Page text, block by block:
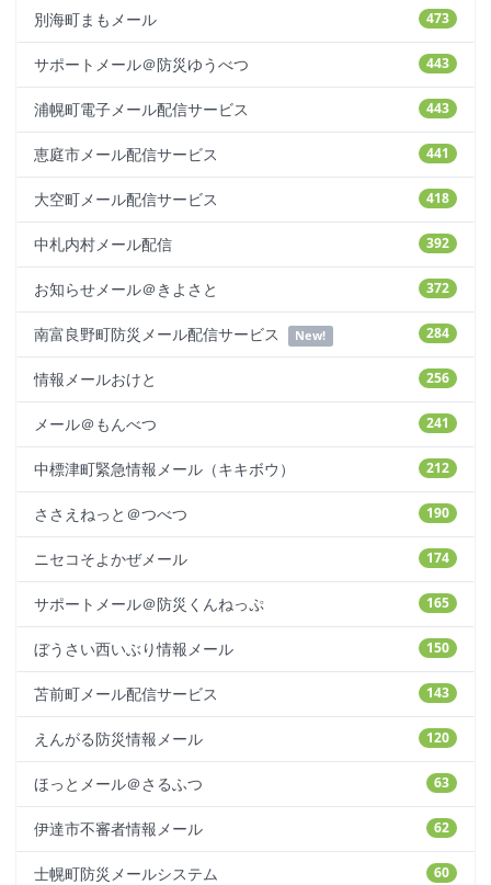
473
別海町まもメール
443
サポートメール＠防災ゆうべつ
443
浦幌町電子メール配信サービス
441
恵庭市メール配信サービス
418
大空町メール配信サービス
392
中札内村メール配信
372
お知らせメール＠きよさと
284
南富良野町防災メール配信サービス New!
256
情報メールおけと
241
メール＠もんべつ
212
中標津町緊急情報メール（キキボウ）
190
ささえねっと＠つべつ
174
ニセコそよかぜメール
165
サポートメール＠防災くんねっぷ
150
ぼうさい西いぶり情報メール
143
苫前町メール配信サービス
120
えんがる防災情報メール
63
ほっとメール＠さるふつ
62
伊達市不審者情報メール
60
士幌町防災メールシステム